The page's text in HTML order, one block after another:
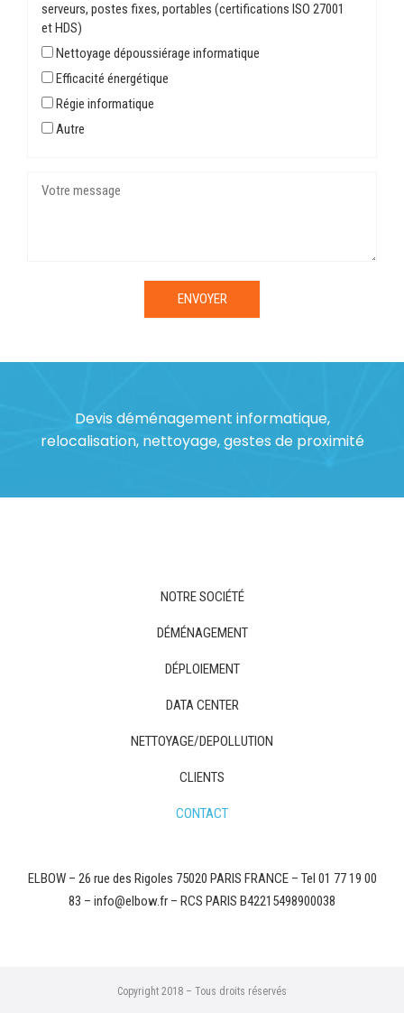
serveurs, postes fixes, portables (certifications ISO 27001
et HDS)
Nettoyage dépoussiérage informatique
Efficacité énergétique
Régie informatique
Autre
Devis déménagement informatique,
relocalisation, nettoyage, gestes de proximité
NOTRE SOCIÉTÉ
DÉMÉNAGEMENT
DÉPLOIEMENT
DATA CENTER
NETTOYAGE/DEPOLLUTION
CLIENTS
CONTACT
ELBOW – 26 rue des Rigoles 75020 PARIS FRANCE – Tel 01 77 19 00
83 – info@elbow.fr – RCS PARIS B42215498900038
Copyright 2018 – Tous droits réservés